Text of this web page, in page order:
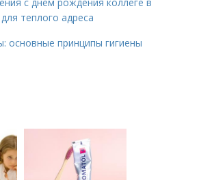
теплого адреса
основные принципы гигиены